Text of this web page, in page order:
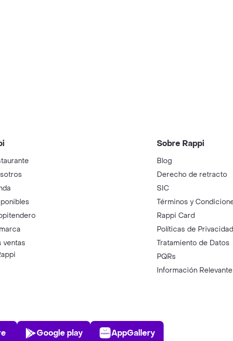
ventas
Sobre Rappi
Blog
Derecho de retracto
SIC
Términos y
Rappi Card
Políticas de Privacidad
Tratamiento de Datos
PQRs
Información Relevante
Play Store
Google play
AppGallery
AppGallery